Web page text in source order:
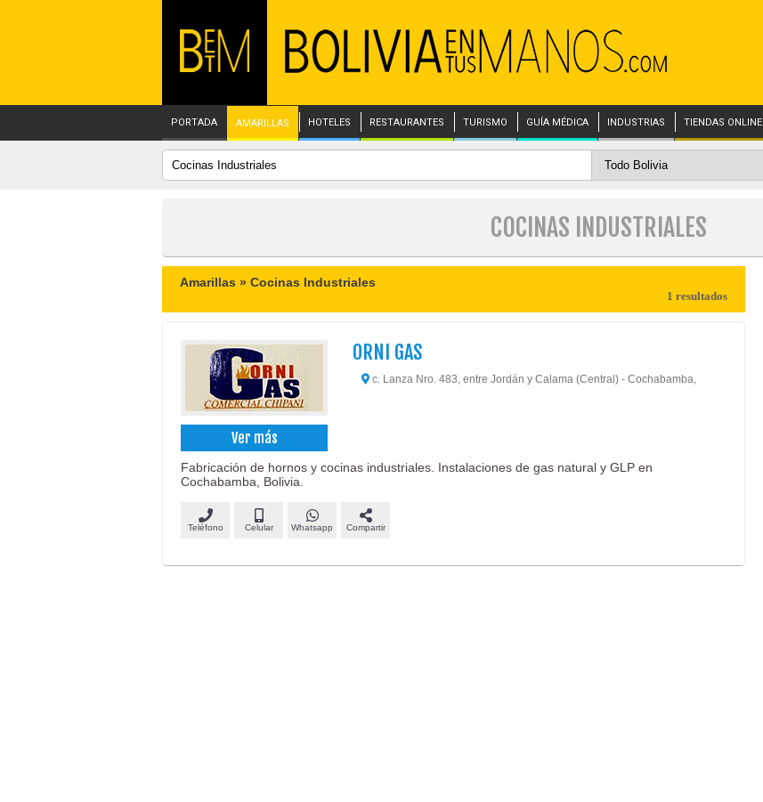
PORTADA AMARILLAS HOTELES RESTAURANTES TURISMO GUÍA MÉDICA INDUSTRIAS TIENDAS ONLINE
COCINAS INDUSTRIALES
Amarillas » Cocinas Industriales
1 resultados
Ver más
ORNI GAS
c. Lanza Nro. 483, entre Jordán y Calama (Central) - Cochabamba,
Fabricación de hornos y cocinas industriales. Instalaciones de gas natural y GLP en
Cochabamba, Bolivia.
Teléfono Celular Whatsapp Compartir